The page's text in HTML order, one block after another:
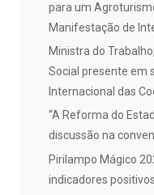
para um
Manifestação de
Ministra do
Social presente em
Internacional das
“A Reforma do
discussão na
Pirilampo Mágico
indicadores